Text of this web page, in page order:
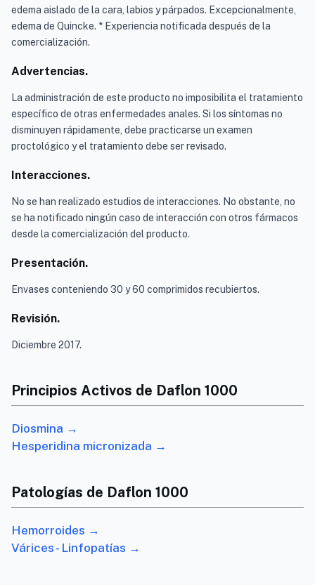
edema aislado de la cara, labios y párpados. Excepcionalmente,
edema de Quincke. * Experiencia notificada después de la
comercialización.
Advertencias.
La administración de este producto no imposibilita el tratamiento
específico de otras enfermedades anales. Si los síntomas no
disminuyen rápidamente, debe practicarse un examen
proctológico y el tratamiento debe ser revisado.
Interacciones.
No se han realizado estudios de interacciones. No obstante, no
se ha notificado ningún caso de interacción con otros fármacos
desde la comercialización del producto.
Presentación.
Envases conteniendo 30 y 60 comprimidos recubiertos.
Revisión.
Diciembre 2017.
Principios Activos de Daflon 1000
Diosmina →
Hesperidina micronizada →
Patologías de Daflon 1000
Hemorroides →
Várices - Linfopatías →